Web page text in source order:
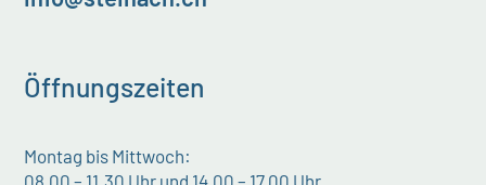
Öffnungszeiten
Montag bis Mittwoch: